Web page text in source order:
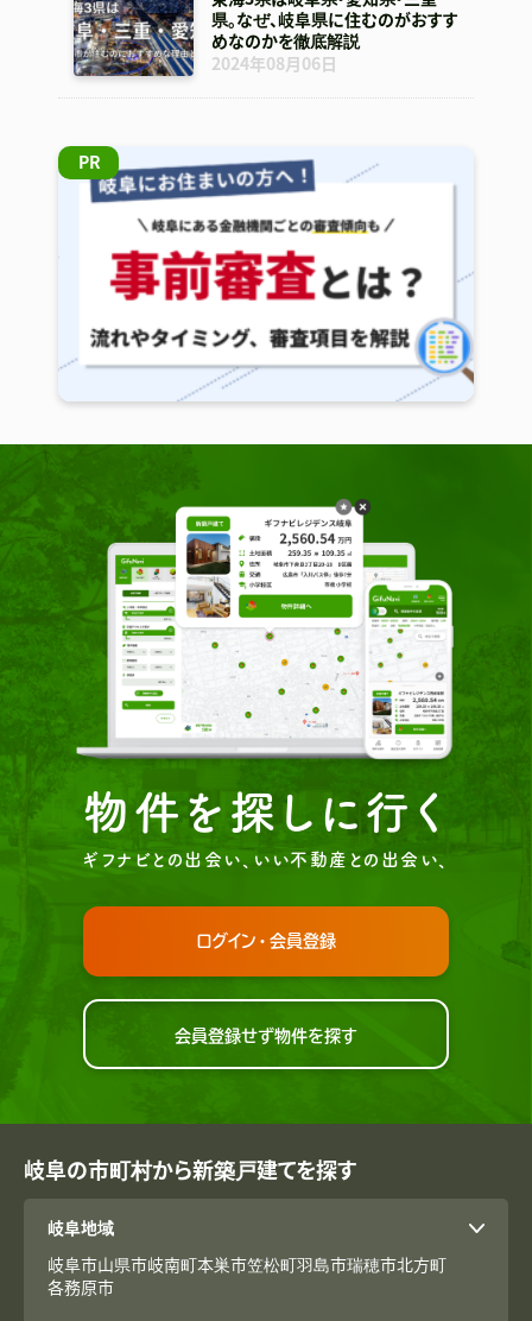
県。なぜ、岐阜県に住むのがおすす
めなのかを徹底解説
2024年08月06日
物件を探しに行く
ギフナビとの出会い、いい不動産との出会い、
ログイン・会員登録
会員登録せず物件を探す
岐阜の市町村から新築戸建てを探す
岐阜地域
岐阜市山県市岐南町本巣市笠松町羽島市瑞穂市北方町
各務原市